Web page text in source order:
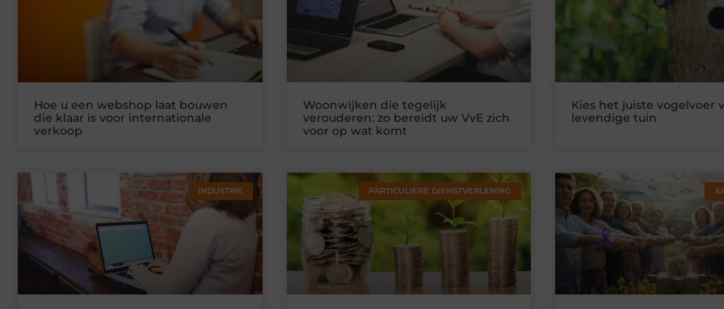
Hoe u een webshop laat bouwen
die klaar is voor internationale
verkoop
Woonwijken die tegelijk
verouderen: zo bereidt uw VvE zich
voor op wat komt
Kies het juiste vogelvoer
levendige tuin
INDUSTRIE PARTICULIERE DIENSTVERLENING